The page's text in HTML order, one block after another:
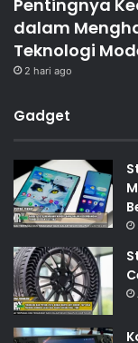
Pentingnya
dalam
Teknologi
2 hari ago
Gadget